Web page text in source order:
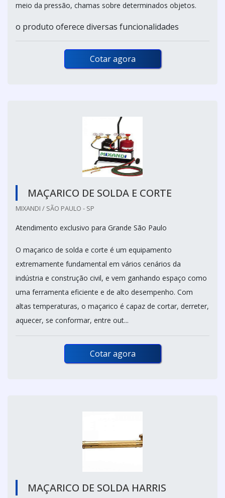
meio da pressão, chamas sobre determinados objetos.
o produto oferece diversas funcionalidades
Cotar agora
MAÇARICO DE SOLDA E CORTE
MIXANDI / SÃO PAULO - SP
Atendimento exclusivo para Grande São Paulo
O maçarico de solda e corte é um equipamento
extremamente fundamental em vários cenários da
indústria e construção civil, e vem ganhando espaço como
uma ferramenta eficiente e de alto desempenho. Com
altas temperaturas, o maçarico é capaz de cortar, derreter,
aquecer, se conformar, entre out...
Cotar agora
MAÇARICO DE SOLDA HARRIS